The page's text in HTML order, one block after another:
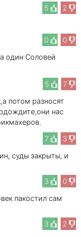
5
2
0
0
один Соловей
5
7
потом разносят
нас
7
3
суды закрыты, и
3
0
пакостил сам
3
2